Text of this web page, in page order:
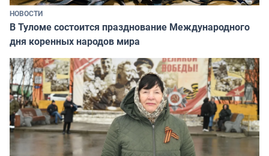
НОВОСТИ
В Туломе состоится празднование Международного
дня коренных народов мира